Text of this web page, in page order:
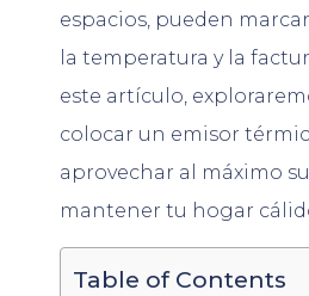
espacios, pueden
la temperatura y la
este artículo,
colocar un emisor
aprovechar al máximo
mantener tu hogar
Table of Contents